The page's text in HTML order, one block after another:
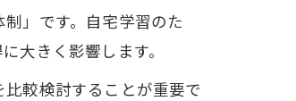
」です。自宅学習のた
大きく影響します。
較検討することが重要で